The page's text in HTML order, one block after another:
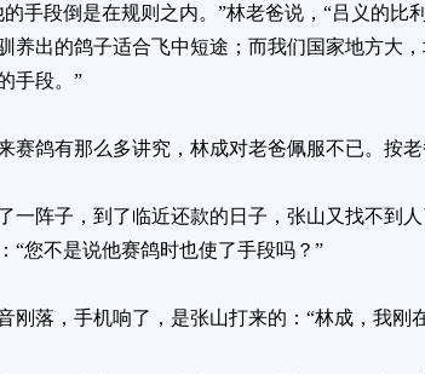
的手段倒是在规则之内。”林老爸说，“吕义的
养出的鸽子适合飞中短途；而我们国家地方大
手段。”
赛鸽有那么多讲究，林成对老爸佩服不已。按
一阵子，到了临近还款的日子，张山又找不到
“您不是说他赛鸽时也使了手段吗？”
刚落，手机响了，是张山打来的：“林成，我刚